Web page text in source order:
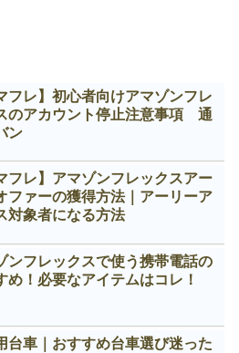
フレ】初心者向けアマゾンフレ
のアカウント停止注意事項 通
ン
フレ】アマゾンフレックスアー
ファーの獲得方法｜アーリーア
対象者になる方法
ンフレックスで使う携帯電話の
め！必要なアイテムはコレ！
台車｜おすすめ台車選び迷った